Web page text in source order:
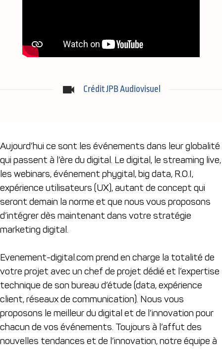
Crédit JPB Audiovisuel
Aujourd’hui ce sont les événements dans leur globalité
qui passent à l’ère du digital. Le digital, le streaming live,
les webinars, événement phygital, big data, R.O.I,
expérience utilisateurs (UX), autant de concept qui
seront demain la norme et que nous vous proposons
d’intégrer dès maintenant dans votre stratégie
marketing digital.
Evenement-digital.com prend en charge la totalité de
votre projet avec un chef de projet dédié et l’expertise
technique de son bureau d’étude (data, expérience
client, réseaux de communication). Nous vous
proposons le meilleur du digital et de l’innovation pour
chacun de vos événements. Toujours à l’affut des
nouvelles tendances et de l’innovation, notre équipe à